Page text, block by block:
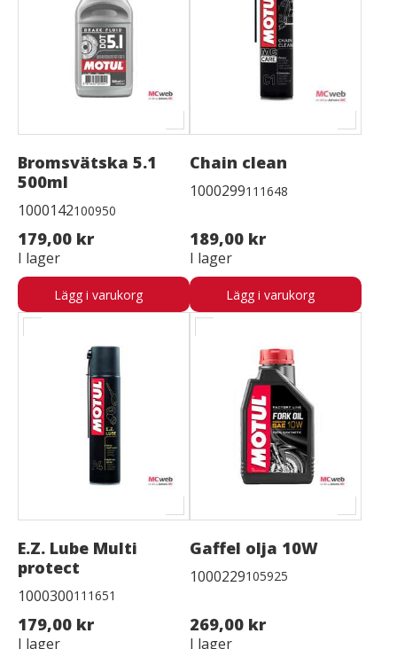
Bromsvätska 5.1
500ml
1000142100950
179,00 kr
I lager
Lägg i varukorg
Chain clean
1000299111648
189,00 kr
I lager
Lägg i varukorg
E.Z. Lube Multi
protect
1000300111651
179,00 kr
I lager
Gaffel olja 10W
1000229105925
269,00 kr
I lager